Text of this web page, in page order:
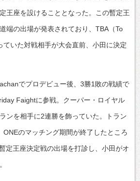
王座を設けることとなった。この暫定王
端の出場が発表されており、TBA（To
ていた対戦相手が大会直前、小田に決定
でプロデビュー後、3勝1敗の戦績で
Faightに参戦。クーパー・ロイヤル
ンを相手に2連勝を飾っていた。トラン
のマッチング期間が終了したところ
定王座決定戦の出場を打診し、小田がオ